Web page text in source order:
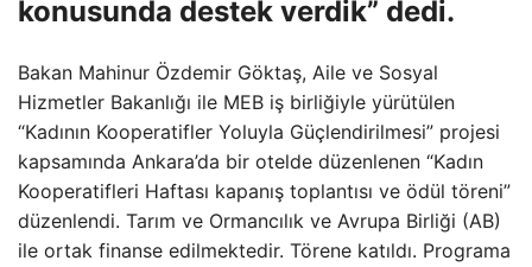
konusunda destek verdik” dedi.
Bakan Mahinur Özdemir Göktaş, Aile ve Sosyal
Hizmetler Bakanlığı ile MEB iş birliğiyle yürütülen
“Kadının Kooperatifler Yoluyla Güçlendirilmesi” projesi
kapsamında Ankara’da bir otelde düzenlenen “Kadın
Kooperatifleri Haftası kapanış toplantısı ve ödül töreni”
düzenlendi. Tarım ve Ormancılık ve Avrupa Birliği (AB)
ile ortak finanse edilmektedir. Törene katıldı. Programa